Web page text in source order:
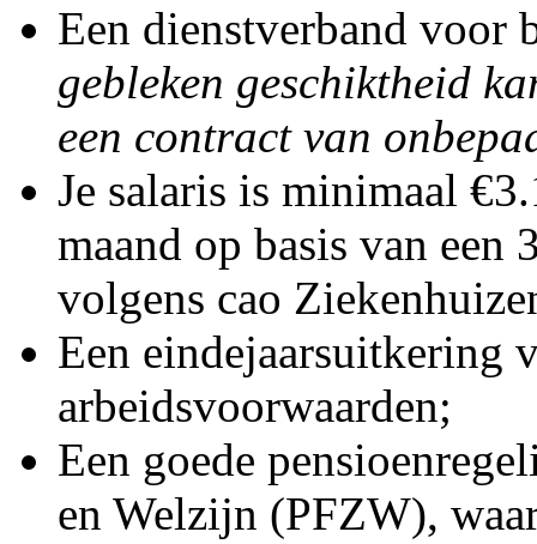
Een dienstverband voor
gebleken geschiktheid
een contract van
Je salaris is minimaal
maand op basis van
volgens cao
Een eindejaarsuitkering
arbeidsvoorwaarden;
Een goede
en Welzijn (PFZW),